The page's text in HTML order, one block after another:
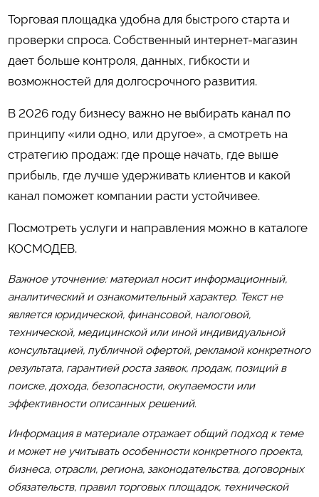
Торговая площадка удобна для быстрого старта и
проверки спроса. Собственный интернет-магазин
дает больше контроля, данных, гибкости и
возможностей для долгосрочного развития.
В 2026 году бизнесу важно не выбирать канал по
принципу «или одно, или другое», а смотреть на
стратегию продаж: где проще начать, где выше
прибыль, где лучше удерживать клиентов и какой
канал поможет компании расти устойчивее.
Посмотреть услуги и направления можно в каталоге
КОСМОДЕВ.
Важное уточнение: материал носит информационный,
аналитический и ознакомительный характер. Текст не
является юридической, финансовой, налоговой,
технической, медицинской или иной индивидуальной
консультацией, публичной офертой, рекламой конкретного
результата, гарантией роста заявок, продаж, позиций в
поиске, дохода, безопасности, окупаемости или
эффективности описанных решений.
Информация в материале отражает общий подход к теме
и может не учитывать особенности конкретного проекта,
бизнеса, отрасли, региона, законодательства, договорных
обязательств, правил торговых площадок, технической